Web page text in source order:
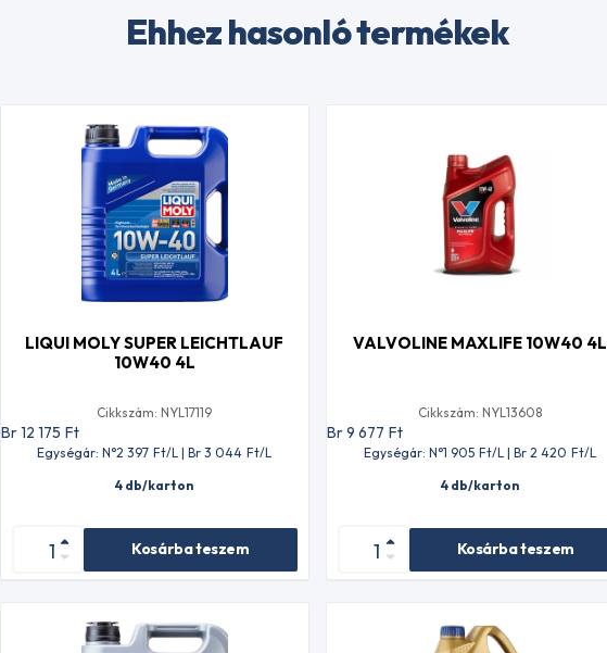
Ehhez hasonló termékek
LIQUI MOLY SUPER LEICHTLAUF
10W40 4L
Cikkszám: NYL17119
Br 12 175 Ft
Egységár: N°2 397 Ft/L | Br 3 044 Ft/L
4 db/karton
Kosárba teszem
VALVOLINE MAXLIFE 10W40 4L
Cikkszám: NYL13608
Br 9 677 Ft
Egységár: N°1 905 Ft/L | Br 2 420 Ft/L
4 db/karton
Kosárba teszem